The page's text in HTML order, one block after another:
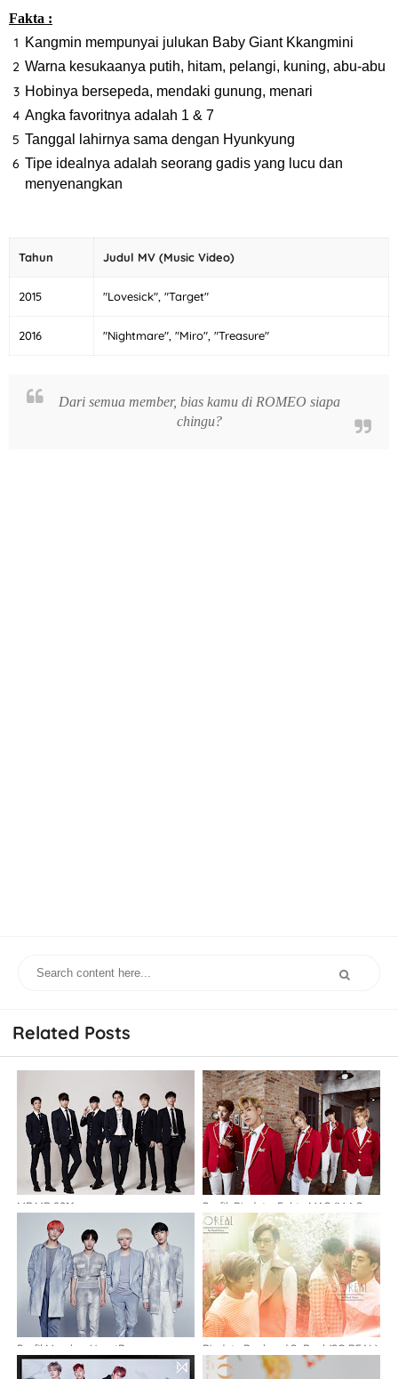
Fakta :
Kangmin mempunyai julukan Baby Giant Kkangmini
Warna kesukaanya putih, hitam, pelangi, kuning, abu-abu
Hobinya bersepeda, mendaki gunung, menari
Angka favoritnya adalah 1 & 7
Tanggal lahirnya sama dengan Hyunkyung
Tipe idealnya adalah seorang gadis yang lucu dan
menyenangkan
Tahun Judul MV (Music Video)
2015 "Lovesick", "Target"
2016 "Nightmare", "Miro", "Treasure"
Dari semua member, bias kamu di ROMEO siapa
chingu?
Related Posts
MR.MR 2016
Profil, Biodata, Fakta MAS (M.A.S
0094)
Profil Member HeartB Biodata Boyband SoReal (SO REAL)